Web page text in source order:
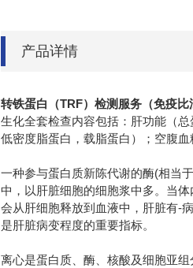
产品详情
转铁蛋白（TRF）检测服务（免疫比
生化全套检查内容包括：肝功能（
低密度脂蛋白，载脂蛋白）；空腹
一种参与蛋白质新陈代谢的酶(相当
中，以肝脏细胞的细胞浆中多。当
会从肝细胞释放到血液中，肝脏有-
是肝脏病变程度的重要指标。
离心是蛋白质、酶、核酸及细胞亚